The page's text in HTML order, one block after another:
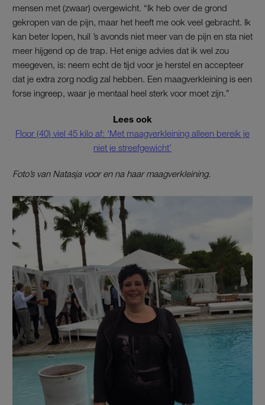
mensen met (zwaar) overgewicht. “Ik heb over de grond
gekropen van de pijn, maar het heeft me ook veel gebracht. Ik
kan beter lopen, huil ’s avonds niet meer van de pijn en sta niet
meer hijgend op de trap. Het enige advies dat ik wel zou
meegeven, is: neem echt de tijd voor je herstel en accepteer
dat je extra zorg nodig zal hebben. Een maagverkleining is een
forse ingreep, waar je mentaal heel sterk voor moet zijn.”
Lees ook
Floor (40) viel 45 kilo af: ‘Met maagverkleining alleen bereik je
niet je streefgewicht’
Foto’s van Natasja voor en na haar maagverkleining.